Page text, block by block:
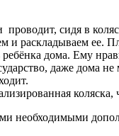
сидя в
и раскладываем ее.
дома. Ему
даже дома
необходимыми